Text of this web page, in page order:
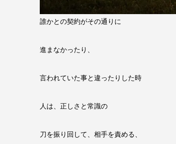
誰かとの契約がその通りに
進まなかったり、
言われていた事と違ったりした時
人は、正しさと常識の
刀を振り回して、相手を責める、